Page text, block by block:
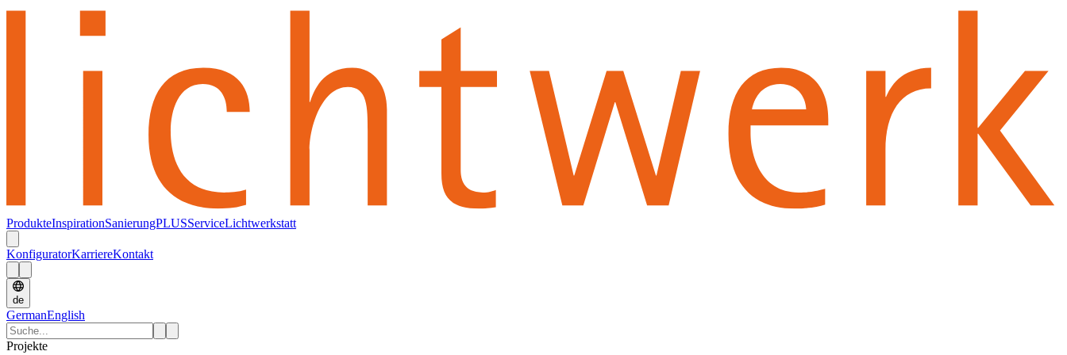
ProdukteInspirationSanierungPLUSServiceLichtwerkstatt
KonfiguratorKarriereKontakt
de
GermanEnglish
Projekte